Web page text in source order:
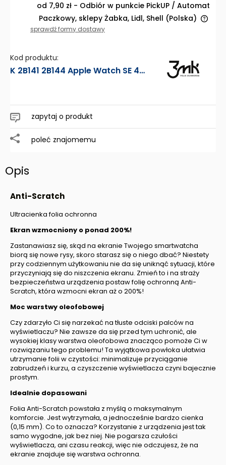
od 7,90 zł - Odbiór w punkcie PickUP / Automat
Paczkowy, sklepy Żabka, Lidl, Shell (Polska)
Cena nie zawiera ewentualnych kosztów płatności
sprawdź formy dostawy
Kod produktu:
K 2B141 2B144 Apple Watch SE 44mm - 3mk FOLIA OCHRONNA Anti-Scratch
zapytaj o produkt
poleć znajomemu
Opis
Anti-Scratch
Ultracienka folia ochronna
Ekran wzmocniony o ponad 200%!
Zastanawiasz się, skąd na ekranie Twojego smartwatcha
biorą się nowe rysy, skoro starasz się o niego dbać? Niestety
przy codziennym użytkowaniu nie da się uniknąć sytuacji, które
przyczyniają się do niszczenia ekranu. Zmień to i na straży
bezpieczeństwa urządzenia postaw folię ochronną Anti-
Scratch, która wzmocni ekran aż o 200%!
Moc warstwy oleofobowej
Czy zdarzyło Ci się narzekać na tłuste odciski palców na
wyświetlaczu? Nie zawsze da się przed tym uchronić, ale
wysokiej klasy warstwa oleofobowa znacząco pomoże Ci w
rozwiązaniu tego problemu! Ta wyjątkowa powłoka ułatwia
utrzymanie folii w czystości: minimalizuje przyciąganie
zabrudzeń i kurzu, a czyszczenie wyświetlacza czyni bajecznie
prostym.
Idealnie dopasowani
Folia Anti-Scratch powstała z myślą o maksymalnym
komforcie. Jest wytrzymała, a jednocześnie bardzo cienka
(0,15 mm). Co to oznacza? Korzystanie z urządzenia jest tak
samo wygodne, jak bez niej. Nie pogarsza czułości
wyświetlacza, ani czasu reakcji, więc nie odczujesz, że na
ekranie znajduje się warstwa ochronna.